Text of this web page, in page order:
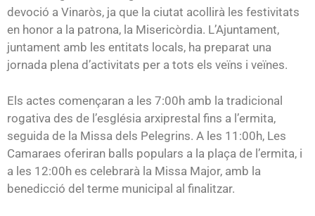
devoció a Vinaròs, ja que la ciutat acollirà les festivitats
en honor a la patrona, la Misericòrdia. L’Ajuntament,
juntament amb les entitats locals, ha preparat una
jornada plena d’activitats per a tots els veïns i veïnes.
Els actes començaran a les 7:00h amb la tradicional
rogativa des de l’església arxiprestal fins a l’ermita,
seguida de la Missa dels Pelegrins. A les 11:00h, Les
Camaraes oferiran balls populars a la plaça de l’ermita, i
a les 12:00h es celebrarà la Missa Major, amb la
benedicció del terme municipal al finalitzar.